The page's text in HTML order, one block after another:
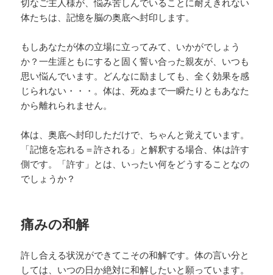
体たちは、記憶を脳の奥底へ封印します。
もしあなたが体の立場に立ってみて、いかがでしょう
か？一生涯ともにすると固く誓い合った親友が、いつも
思い悩んでいます。どんなに励ましても、全く効果を感
じられない・・・。体は、死ぬまで一瞬たりともあなた
から離れられません。
体は、奥底へ封印しただけで、ちゃんと覚えています。
「記憶を忘れる＝許される」と解釈する場合、体は許す
側です。「許す」とは、いったい何をどうすることなの
でしょうか？
痛みの和解
許し合える状況ができてこその和解です。体の言い分と
しては、いつの日か絶対に和解したいと願っています。